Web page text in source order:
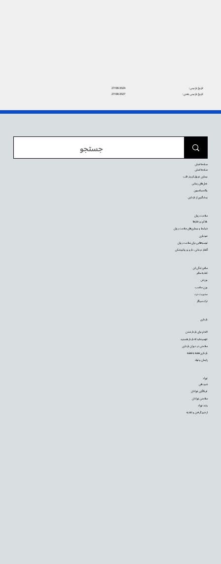
27/08/2024
تاریخ بازبینی:
27/08/2027
تاریخ بازبینی بعدی:
نوزاد
شیردهی
غربالگری نوزادان
سلامتی نوزادان
رشد نوزاد
از شیر گرفتن و تغذیه
بارداری
اقدام برای باردار شدن
فهمیده‌اید که باردار هستید
سلامتی در دوران بارداری
بارداری هفته به هفته
زایمان و تولد
سالم زندگی کن
تغذیه سالم
ورزش
وزن مناسب
مدیریت درد
ترک سیگار
سلامت روان
علائم و رفتارها
شرایط و بیماری‌های سلامت روان
خودیاری
توصیه‌‌هایی برای سلامت روان
گفتار درمانی، دارو و روانپزشکی
صفحه اصلی
صفحه اصلی
بیماری عروق کرونر قلب
عمل‌های زیبایی
واکسیناسیون
پیشگیری از بارداری